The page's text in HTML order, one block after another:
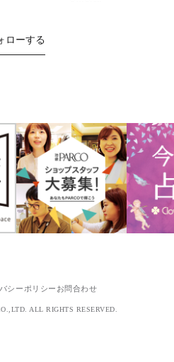
ローする
シーポリシー お問合わせ
ALL RIGHTS RESERVED.